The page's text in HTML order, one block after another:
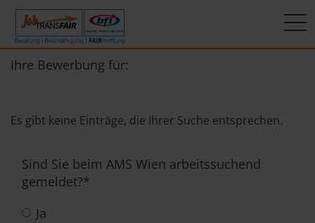
Ihre Bewerbung für:
Es gibt keine Einträge, die Ihrer Suche entsprechen.
Sind Sie beim AMS Wien arbeitssuchend
gemeldet?*
Ja
Mein Weg zum Job
Beschäftigung
FAIRmittlung
ÜBER UNS
KI-Manifest
Ergebnisse
Interner Bereich
JobImpuls
Zeiterfassung